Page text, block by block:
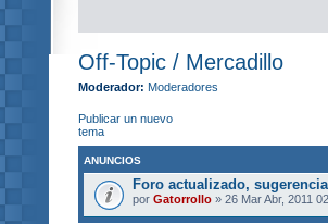
Off-Topic / Mercadillo
Moderador: Moderadores
Publicar un nuevo
tema
ANUNCIOS
Foro actualizado,
por Gatorrollo » 26 Mar Abr, 2011